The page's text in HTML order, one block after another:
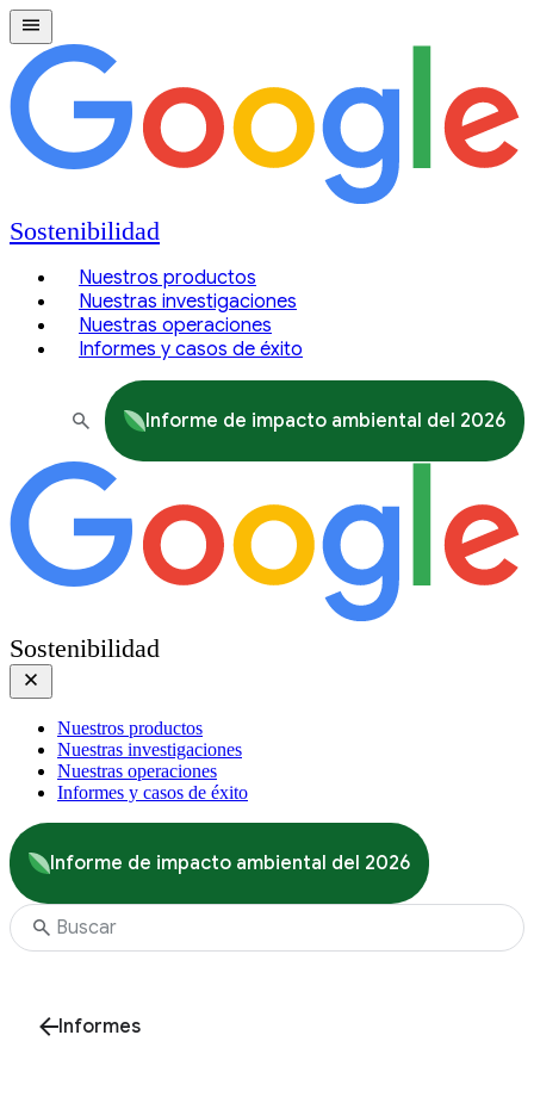
Sostenibilidad
Nuestros productos
Nuestras investigaciones
Nuestras operaciones
Informes y casos de éxito
Informe de impacto ambiental del 2026
Sostenibilidad
Nuestros productos
Nuestras investigaciones
Nuestras operaciones
Informes y casos de éxito
Informe de impacto ambiental del 2026
Informes